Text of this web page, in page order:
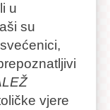
u
su
vjere